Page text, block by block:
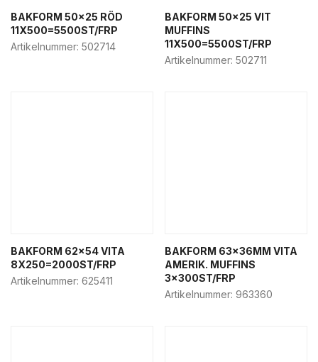
BAKFORM 50×25 RÖD
11X500=5500ST/FRP
Artikelnummer: 502714
BAKFORM 50×25 VIT
MUFFINS
11X500=5500ST/FRP
Artikelnummer: 502711
BAKFORM 62×54 VITA
8X250=2000ST/FRP
Artikelnummer: 625411
BAKFORM 63x36MM VITA
AMERIK. MUFFINS
3x300ST/FRP
Artikelnummer: 963360